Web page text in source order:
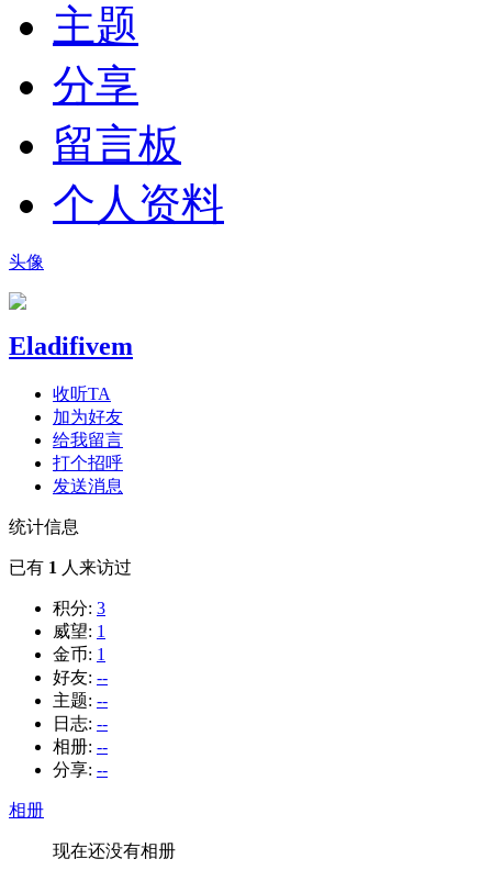
主题
分享
留言板
个人资料
头像
Eladifivem
收听TA
加为好友
给我留言
打个招呼
发送消息
统计信息
已有 1 人来访过
积分: 3
威望: 1
金币: 1
好友: --
主题: --
日志: --
相册: --
分享: --
相册
现在还没有相册